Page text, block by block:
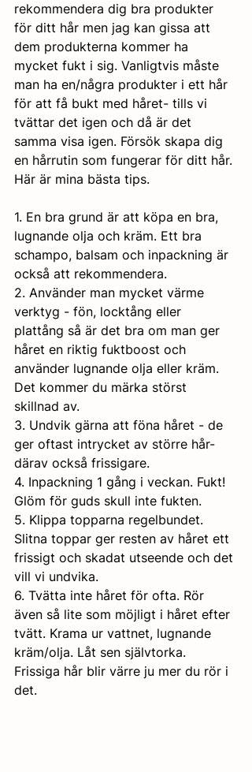
rekommendera dig bra produkter
för ditt hår men jag kan gissa att
dem produkterna kommer ha
mycket fukt i sig. Vanligtvis måste
man ha en/några produkter i ett hår
för att få bukt med håret- tills vi
tvättar det igen och då är det
samma visa igen. Försök skapa dig
en hårrutin som fungerar för ditt hår.
Här är mina bästa tips.
1. En bra grund är att köpa en bra,
lugnande olja och kräm. Ett bra
schampo, balsam och inpackning är
också att rekommendera.
2. Använder man mycket värme
verktyg - fön, locktång eller
plattång så är det bra om man ger
håret en riktig fuktboost och
använder lugnande olja eller kräm.
Det kommer du märka störst
skillnad av.
3. Undvik gärna att föna håret - de
ger oftast intrycket av större hår-
därav också frissigare.
4. Inpackning 1 gång i veckan. Fukt!
Glöm för guds skull inte fukten.
5. Klippa topparna regelbundet.
Slitna toppar ger resten av håret ett
frissigt och skadat utseende och det
vill vi undvika.
6. Tvätta inte håret för ofta. Rör
även så lite som möjligt i håret efter
tvätt. Krama ur vattnet, lugnande
kräm/olja. Låt sen självtorka.
Frissiga hår blir värre ju mer du rör i
det.